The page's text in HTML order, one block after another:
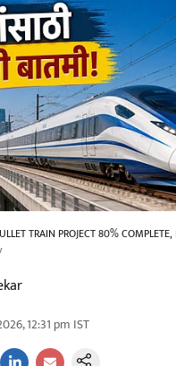
TRAIN PROJECT 80% COMPLETE,
12:31 pm IST